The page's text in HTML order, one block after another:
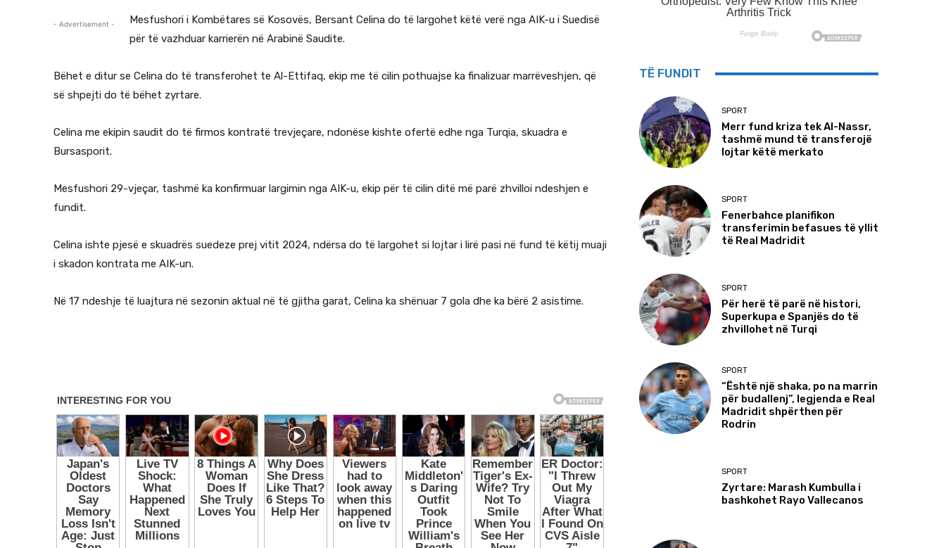
- Advertisement -
Mesfushori i Kombëtares së Kosovës, Bersant Celina do të largohet këtë verë nga AIK-u i Suedisë
për të vazhduar karrierën në Arabinë Saudite.
Bëhet e ditur se Celina do të transferohet te Al-Ettifaq, ekip me të cilin pothuajse ka finalizuar marrëveshjen, që
së shpejti do të bëhet zyrtare.
Celina me ekipin saudit do të firmos kontratë trevjeçare, ndonëse kishte ofertë edhe nga Turqia, skuadra e
Bursasporit.
Mesfushori 29-vjeçar, tashmë ka konfirmuar largimin nga AIK-u, ekip për të cilin ditë më parë zhvilloi ndeshjen e
fundit.
Celina ishte pjesë e skuadrës suedeze prej vitit 2024, ndërsa do të largohet si lojtar i lirë pasi në fund të këtij muaji
i skadon kontrata me AIK-un.
Në 17 ndeshje të luajtura në sezonin aktual në të gjitha garat, Celina ka shënuar 7 gola dhe ka bërë 2 asistime.
TË FUNDIT
SPORT
Merr fund kriza tek Al-Nassr,
tashmë mund të transferojë
lojtar këtë merkato
SPORT
Fenerbahce planifikon
transferimin befasues të yllit
të Real Madridit
SPORT
Për herë të parë në histori,
Superkupa e Spanjës do të
zhvillohet në Turqi
SPORT
“Është një shaka, po na marrin
për budallenj”, legjenda e Real
Madridit shpërthen për
Rodrin
SPORT
Zyrtare: Marash Kumbulla i
bashkohet Rayo Vallecanos